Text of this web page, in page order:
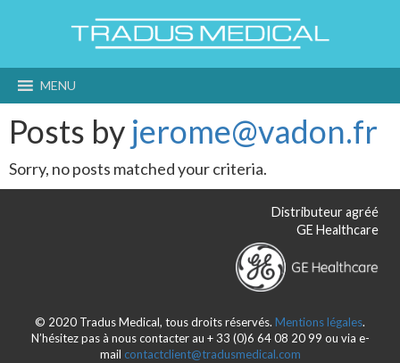
MENU
Posts by jerome@vadon.fr
Sorry, no posts matched your criteria.
Distributeur agréé
GE Healthcare
© 2020 Tradus Medical, tous droits réservés. Mentions légales.
N’hésitez pas à nous contacter au + 33 (0)6 64 08 20 99 ou via e-
mail contactclient@tradusmedical.com